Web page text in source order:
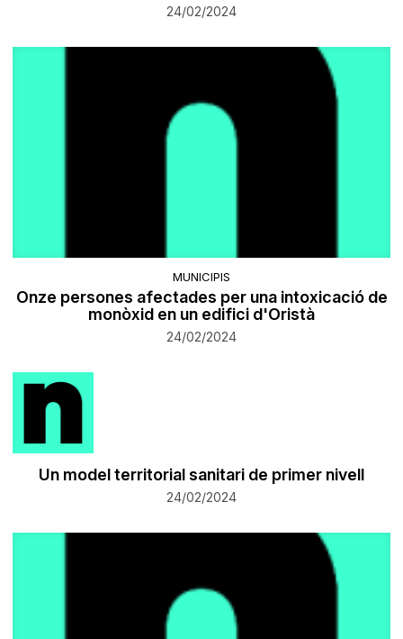
24/02/2024
MUNICIPIS
Onze persones afectades per una intoxicació de
monòxid en un edifici d'Oristà
24/02/2024
Un model territorial sanitari de primer nivell
24/02/2024